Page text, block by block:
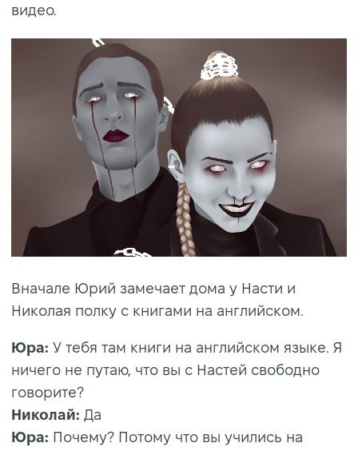
видео.
Вначале Юрий замечает дома у Насти и
Николая полку с книгами на английском.
Юра: У тебя там книги на английском языке. Я
ничего не путаю, что вы с Настей свободно
говорите?
Николай: Да
Юра: Почему? Потому что вы учились на